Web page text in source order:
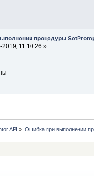
процедуры
2019, 11:10:26 »
API » Ошибка при выполнении